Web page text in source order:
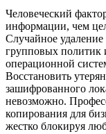
Человеческий
информации, чем
Случайное удаление
групповых политик
операционной
Восстановить
зашифрованного
невозможно.
копирования для
жестко блокируя